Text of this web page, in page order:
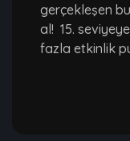
gerçekleşen
al! 15.
fazla etkinlik